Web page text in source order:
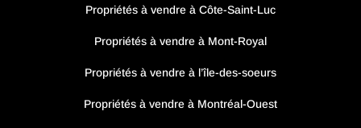
Propriétés à vendre à Côte-Saint-Luc
Propriétés à vendre à Mont-Royal
Propriétés à vendre à l’île-des-soeurs
Propriétés à vendre à Montréal-Ouest